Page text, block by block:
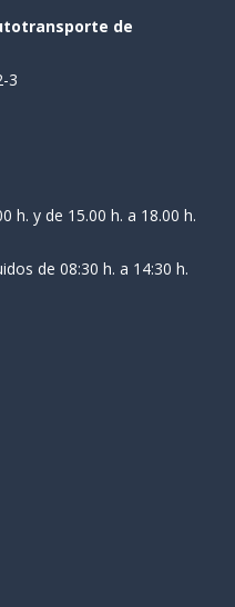
de
3
h. y de 15.00 h. a 18.00 h.
de 08:30 h. a 14:30 h.